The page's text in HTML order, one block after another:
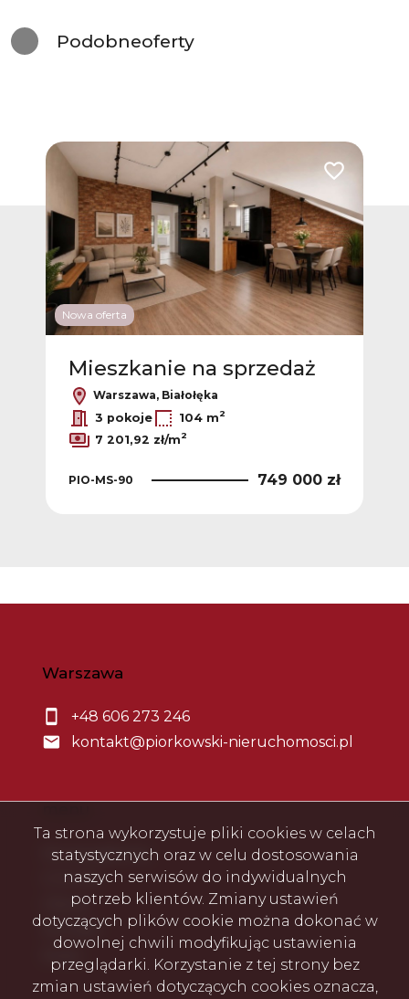
Podobneoferty
Nowa oferta
Dodaj do
Mieszkanie na sprzedaż
Warszawa, Białołęka
3 pokoje
104 m2
7 201,92 zł/m2
PIO-MS-90 749 000 zł
Warszawa
+48 606 273 246
kontakt@piorkowski-nieruchomosci.pl
Strona główna
O firmie
Oferty
Kontakt
Ta strona wykorzystuje pliki cookies w celach
statystycznych oraz w celu dostosowania
naszych serwisów do indywidualnych
potrzeb klientów. Zmiany ustawień
dotyczących plików cookie można dokonać w
dowolnej chwili modyfikując ustawienia
przeglądarki. Korzystanie z tej strony bez
zmian ustawień dotyczących cookies oznacza,